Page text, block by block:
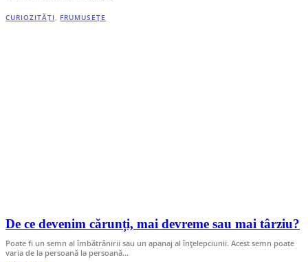
CURIOZITĂȚI FRUMUSEȚE
De ce devenim cărunți, mai devreme sau mai târziu?
Poate fi un semn al îmbătrânirii sau un apanaj al înțelepciunii. Acest semn poate
varia de la persoană la persoană…